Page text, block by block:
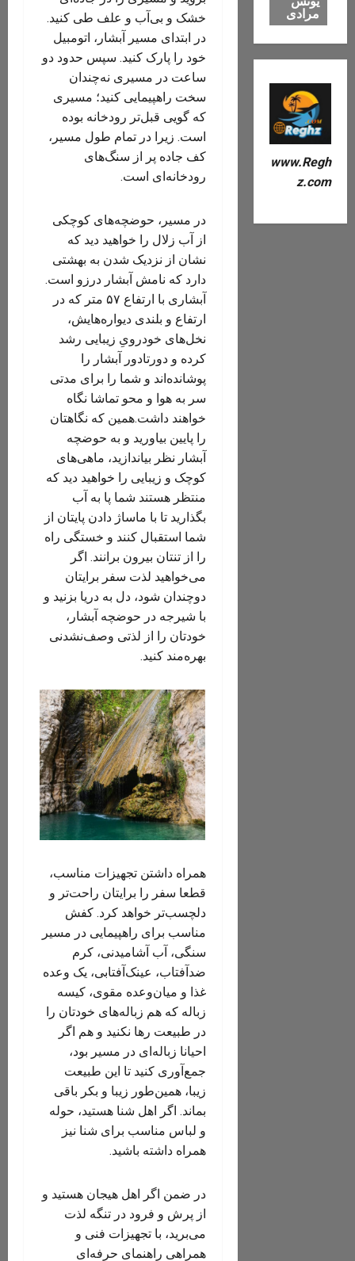
خشک و بی‌آب و علف طی کنید.
در ابتدای مسیر آبشار، اتومبیل
خود را پارک کنید. سپس حدود دو
ساعت در مسیری نه‌چندان
سخت راه­پیمایی کنید؛ مسیری
که گویی قبل‌تر رودخانه بوده
است. زیرا در تمام طول مسیر،
کف جاده پر از سنگ‌های
رودخانه‌ای است.
در مسیر، حوضچه‌های کوچکی
از آب زلال را خواهید دید که
نشان از نزدیک شدن به بهشتی
دارد که نامش آبشار درزو‌ است.
آبشاری با ارتفاع ۵۷ متر که در
ارتفاع و بلندی دیواره‌هایش،
نخل‌های خود‌رویِ زیبایی رشد
کرده و دور‌تا‌دور آبشار را
پوشانده‌اند و شما را برای مدتی
سر‌ به‌‌ هوا و محو تماشا نگاه
خواهند داشت.همین که نگاهتان
را پایین بیاورید و به حوضچه‌
آبشار نظر بیاندازید، ماهی‌های
کوچک و زیبایی را خواهید دید که
منتظر هستند شما پا به آب
بگذارید تا با ماساژ دادن پایتان از
شما استقبال کنند و خستگی راه
را از تنتان بیرون برانند. اگر
می‌خواهید لذت سفر برایتان
دوچندان شود، دل به دریا بزنید و
با شیرجه در حوضچه‌ آبشار،
خودتان را از لذتی وصف‌نشدنی
بهره‌مند کنید.
همراه داشتن تجهیزات مناسب،
قطعا سفر را برایتان راحت‌تر و
دلچسب‌تر خواهد‌ کرد. کفش
مناسب برای راهپیمایی در مسیر
سنگی، آب آشامیدنی، کرم
ضدآفتاب، عینک‌آفتابی، یک وعده
غذا و میان‌وعده‌ مقوی، کیسه‌‌
زباله که هم زباله‌های خودتان را
در طبیعت رها نکنید و هم اگر
احیانا زباله‌ای در مسیر بود،
جمع‌آوری کنید تا این طبیعت
زیبا، همین‌طور زیبا و بکر باقی
‌بماند. اگر اهل شنا هستید، حوله
و لباس مناسب برای شنا نیز
همراه داشته‌ باشید.
در ضمن اگر اهل هیجان هستید و
از پرش و فرود در تنگه لذت
می‌برید، با تجهیزات فنی و
همراهی راهنمای حرفه‌ای
مرادی
www.Regh
z.com